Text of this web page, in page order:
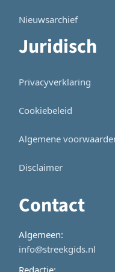
Nieuwsarchief
Juridisch
Privacyverklaring
Cookiebeleid
Algemene
Disclaimer
Contact
Algemeen:
info@streekgids.nl
Redactie: